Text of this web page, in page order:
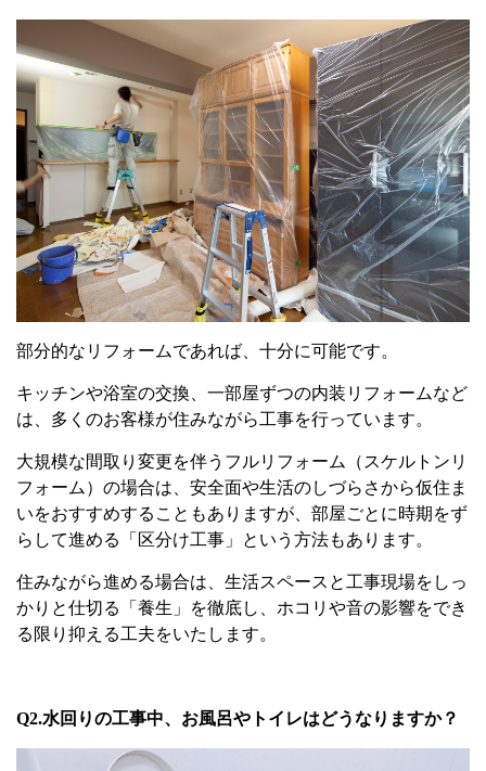
部分的なリフォームであれば、十分に可能です。
キッチンや浴室の交換、一部屋ずつの内装リフォームなど
は、多くのお客様が住みながら工事を行っています。
大規模な間取り変更を伴うフルリフォーム（スケルトンリ
フォーム）の場合は、安全面や生活のしづらさから仮住ま
いをおすすめすることもありますが、部屋ごとに時期をず
らして進める「区分け工事」という方法もあります。
住みながら進める場合は、生活スペースと工事現場をしっ
かりと仕切る「養生」を徹底し、ホコリや音の影響をでき
る限り抑える工夫をいたします。
Q2.水回りの工事中、お風呂やトイレはどうなりますか？